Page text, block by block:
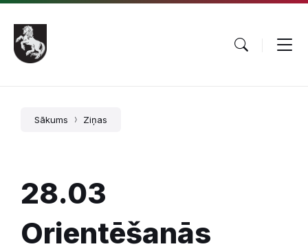
Pāriet
saturu
Skip
main
navigation
Skip
footer
Sākums Ziņas
28.03
Orientēšanās